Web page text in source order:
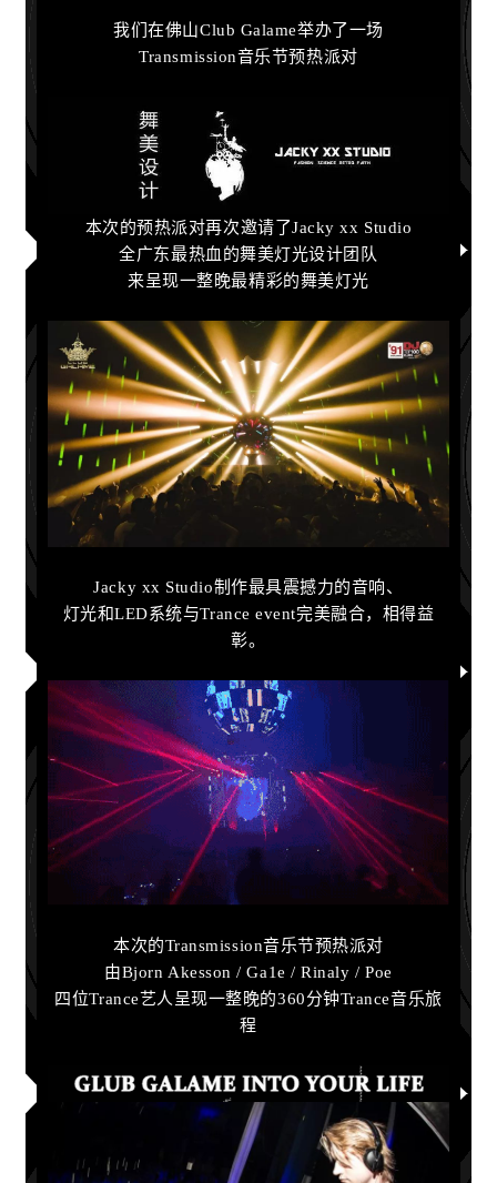
我们在佛山Club Galame举办了一场
Transmission音乐节预热派对
本次的预热派对再次邀请了Jacky xx Studio
全广东最热血的舞美灯光设计团队
来呈现一整晚最精彩的舞美灯光
Jacky xx Studio制作最具震撼力的音响、
灯光和LED系统与Trance event完美融合，相得益
彰。
本次的Transmission音乐节预热派对
由Bjorn Akesson / Ga1e / Rinaly / Poe
四位Trance艺人呈现一整晚的360分钟Trance音乐旅
程